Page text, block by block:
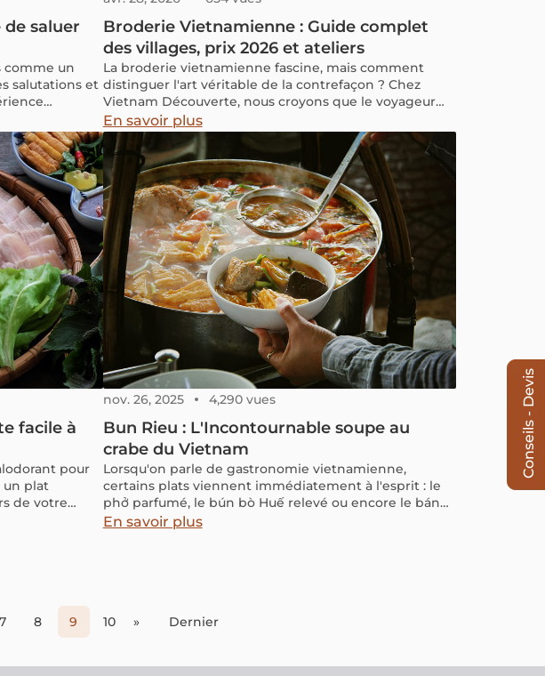
saluer
comme un
salutations et
Broderie Vietnamienne : Guide complet
des villages, prix 2026 et ateliers
La broderie vietnamienne fascine, mais comment
distinguer l'art véritable de la contrefaçon ? Chez
Vietnam Découverte, nous croyons que le voyageur
mérite la vérité. Nous avons exploré les recoins des
villages de brodeurs pour vous offrir une carte précise
: des budgets réels aux itinéraires logistiques pour
Quất Động et Lùng Tám.
En savoir plus
facile à
pour
un plat
de votre
nov. 26, 2025 4,290 vues
Bun Rieu : L'Incontournable soupe au
crabe du Vietnam
Lorsqu'on parle de gastronomie vietnamienne,
certains plats viennent immédiatement à l'esprit : le
phở parfumé, le bún bò Huế relevé ou encore le bánh
mì croustillant. Mais un autre mets mérite tout autant
gustative unique.
En savoir plus
7 8 9 10 » Dernier
Conseils - Devis